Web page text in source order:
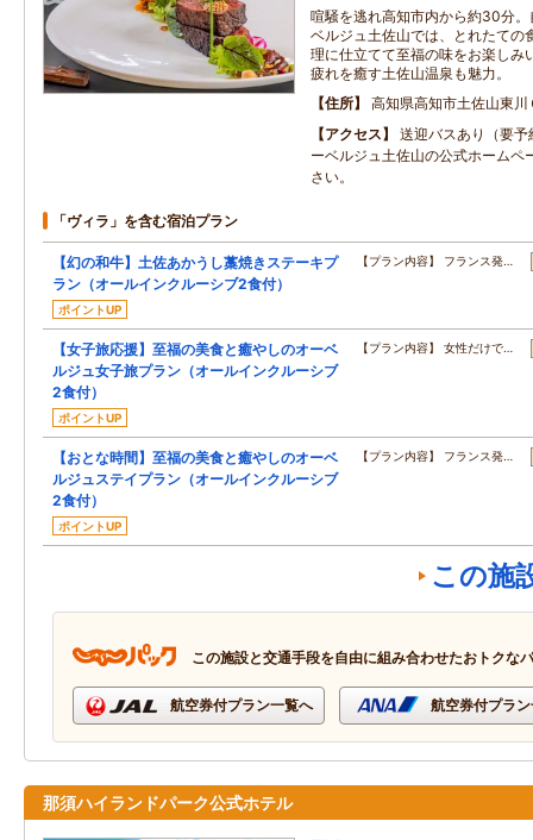
喧騒を逃れ高知市内から約30分
ベルジュ土佐山では、とれたての
理に仕立てて至福の味をお楽しみ
疲れを癒す土佐山温泉も魅力。
住所
高知県高知市土佐山東川
アクセス
送迎バスあり（要
ーベルジュ土佐山の公式ホームペ
さい。
「ヴィラ」を含む宿泊プラン
【幻の和牛】土佐あかうし藁焼きステーキプ
ラン（オールインクルーシブ2食付）
ポイントUP
【プラン内容】 フランス発…
【女子旅応援】至福の美食と癒やしのオーベ
ルジュ女子旅プラン（オールインクルーシブ
2食付）
ポイントUP
【プラン内容】 女性だけで…
【おとな時間】至福の美食と癒やしのオーベ
ルジュステイプラン（オールインクルーシブ
2食付）
ポイントUP
【プラン内容】 フランス発…
この施
この施設と交通手段を自由に組み合わせたおトクな
航空券付プラン一覧へ 航空券付プラ
那須ハイランドパーク公式ホテル